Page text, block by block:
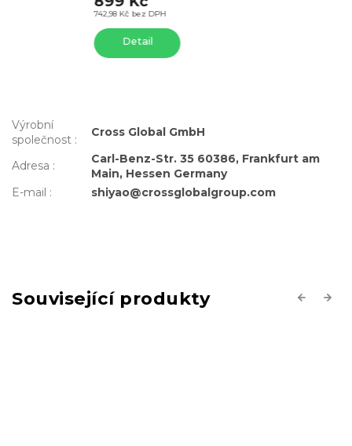
742,98 Kč bez DPH
Výrobní
společnost :
Cross Global GmbH
Adresa :
Carl-Benz-Str. 35 60386, Frankfurt am
Main, Hessen Germany
E-mail : shiyao@crossglobalgroup.com
Související produkty Previous
Next